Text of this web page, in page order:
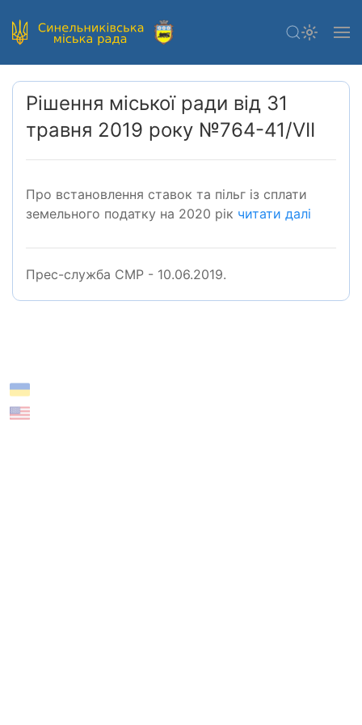
Рішення міської ради від 31
травня 2019 року №764-41/VІІ
Про встановлення ставок та пільг із сплати
земельного податку на 2020 рік читати далі
Прес-служба СМР - 10.06.2019.